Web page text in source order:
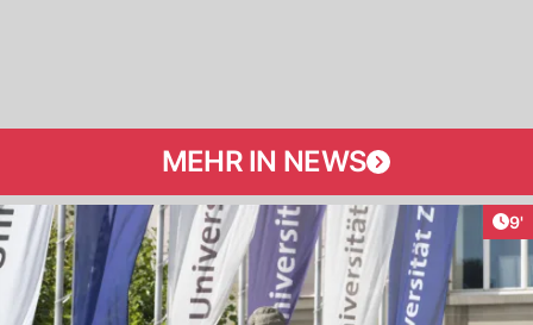
MEHR IN NEWS
9'